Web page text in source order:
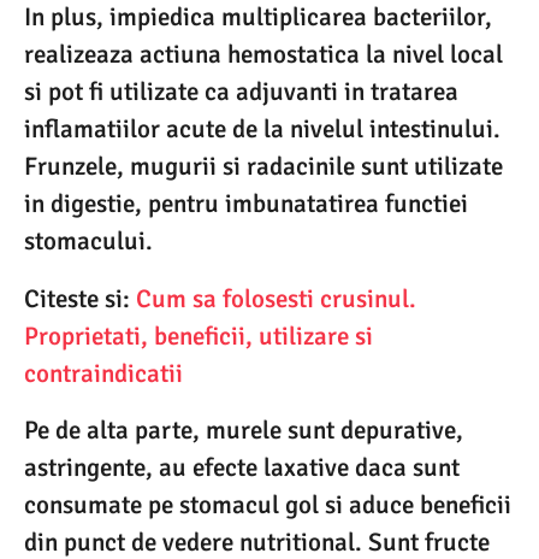
In plus, impiedica multiplicarea bacteriilor,
realizeaza actiuna hemostatica la nivel local
si pot fi utilizate ca adjuvanti in tratarea
inflamatiilor acute de la nivelul intestinului.
Frunzele, mugurii si radacinile sunt utilizate
in digestie, pentru imbunatatirea functiei
stomacului.
Citeste si: Cum sa folosesti crusinul.
Proprietati, beneficii, utilizare si
contraindicatii
Pe de alta parte, murele sunt depurative,
astringente, au efecte laxative daca sunt
consumate pe stomacul gol si aduce beneficii
din punct de vedere nutritional. Sunt fructe